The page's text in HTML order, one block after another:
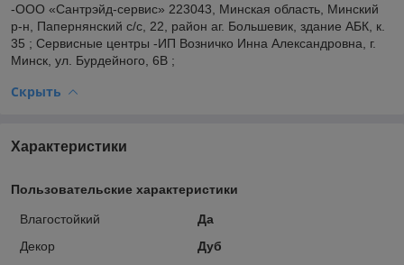
-ООО «Сантрэйд-сервис» 223043, Минская область, Минский
р-н, Папернянский с/с, 22, район аг. Большевик, здание АБК, к.
35 ; Сервисные центры -ИП Возничко Инна Александровна, г.
Минск, ул. Бурдейного, 6В ;
Скрыть
Характеристики
Пользовательские характеристики
Влагостойкий
Да
Декор
Дуб